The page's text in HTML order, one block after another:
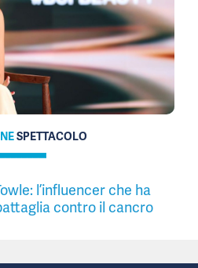
SPETTACOLO
l’influencer che ha
contro il cancro